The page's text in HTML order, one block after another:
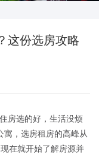
这份选房攻略
房选的好，生活没烦
，选房租房的高峰从
在就开始了解房源并